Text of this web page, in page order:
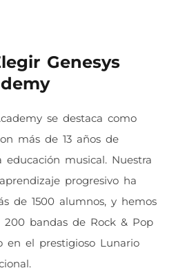
Genesys
se destaca como
más de 13 años de
educación musical. Nuestra
progresivo ha
de 1500 alumnos, y hemos
bandas de Rock & Pop
en el prestigioso Lunario